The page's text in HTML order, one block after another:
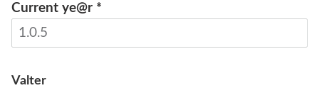
Current ye@r *
Valter